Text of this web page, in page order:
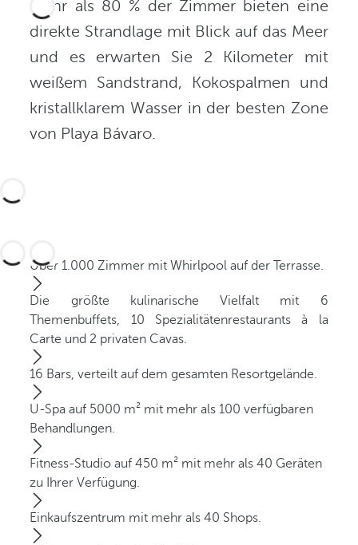
Mehr als 80 % der Zimmer bieten eine
direkte Strandlage mit Blick auf das Meer
und es erwarten Sie 2 Kilometer mit
weißem Sandstrand, Kokospalmen und
kristallklarem Wasser in der besten Zone
von Playa Bávaro.
Über 1.000 Zimmer mit Whirlpool auf der Terrasse.
Die größte kulinarische Vielfalt mit 6
Themenbuffets, 10 Spezialitätenrestaurants à la
Carte und 2 privaten Cavas.
16 Bars, verteilt auf dem gesamten Resortgelände.
U-Spa auf 5000 m² mit mehr als 100 verfügbaren
Behandlungen.
Fitness-Studio auf 450 m² mit mehr als 40 Geräten
zu Ihrer Verfügung.
Einkaufszentrum mit mehr als 40 Shops.